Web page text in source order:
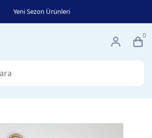
Yeni Sezon Ürünleri
0